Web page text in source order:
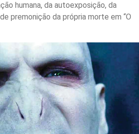
humana, da autoexposição, da
premonição da própria morte em “O